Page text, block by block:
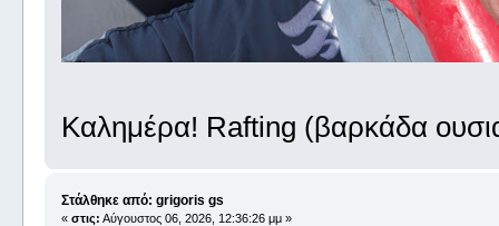
Καλημέρα! Rafting (βαρκάδα
Στάλθηκε από: grigoris gs
« στις: Αύγουστος 06, 2026, 12:36:26 μμ »